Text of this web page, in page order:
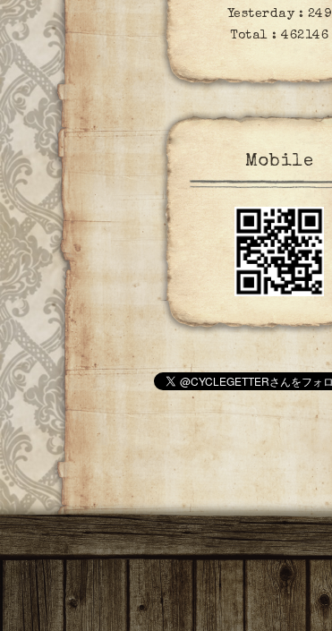
Yesterday : 249
Total : 462146
Mobile